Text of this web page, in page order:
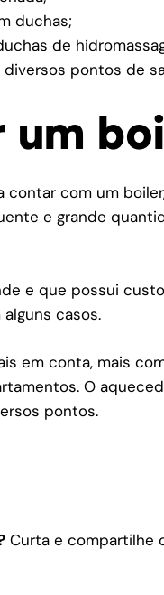
duchas;
de
pontos de
um
com um
e grande
e que possui
casos.
em conta, mais
O
pontos.
Curta e compartilhe